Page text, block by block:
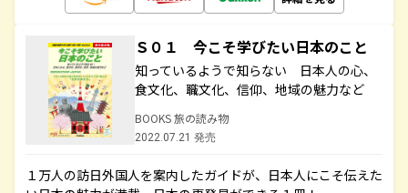
Ｓ０１ 今こそ学びたい日本のこと
知っているようで知らない 日本人の心、
食文化、職文化、信仰、地域の魅力など
BOOKS 旅の読み物
2022.07.21 発売
１万人の訪日外国人を案内したガイドが、日本人にこそ伝えた